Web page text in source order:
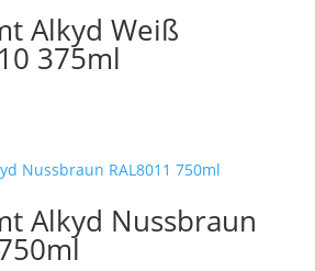
Alkyd Weiß
375ml
Alkyd Nussbraun